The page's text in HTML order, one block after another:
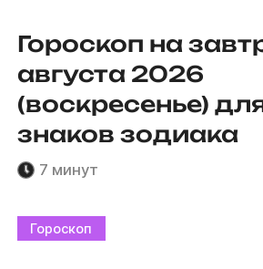
Гороскоп на
августа 2026
(воскресенье)
знаков зодиака
7 минут
Гороскоп